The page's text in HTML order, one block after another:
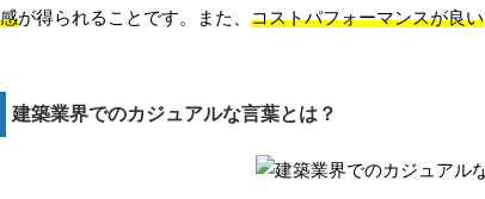
感が得られることです。また、 コストパフォーマンスが良い
建築業界でのカジュアルな言葉とは？